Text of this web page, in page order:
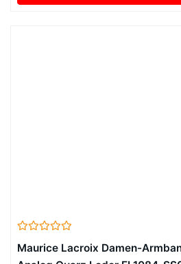
Maurice Lacroix Damen-